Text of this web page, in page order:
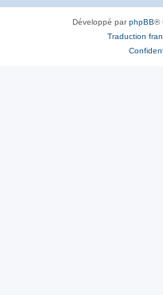
Développé parphpBB®
Traduction